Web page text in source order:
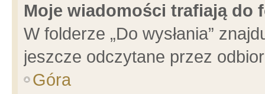
Moje wiadomości trafiają do
W folderze „Do wysłania”
jeszcze odczytane przez
Góra